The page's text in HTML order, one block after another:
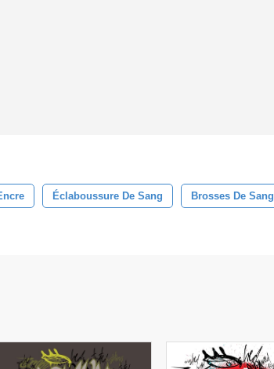
Éclaboussure De Sang Brosses De Sang